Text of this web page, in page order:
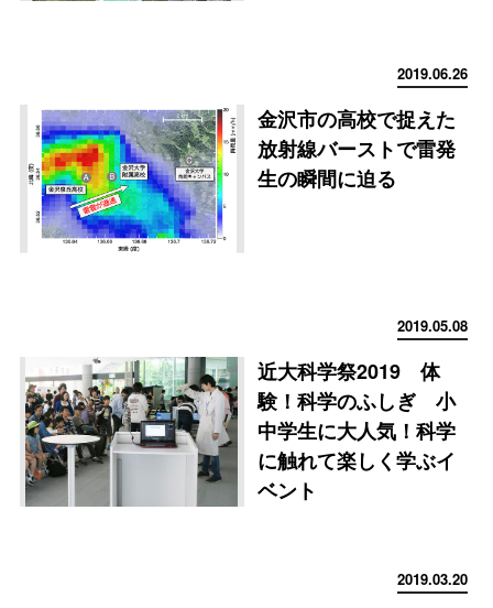
2019.06.26
金沢市の高校で捉えた
放射線バーストで雷発
生の瞬間に迫る
2019.05.08
近大科学祭2019 体
験！科学のふしぎ 小
中学生に大人気！科学
に触れて楽しく学ぶイ
ベント
2019.03.20